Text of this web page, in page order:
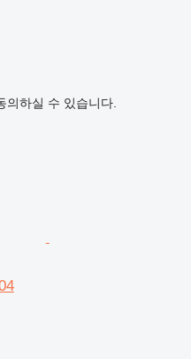
의하실 수 있습니다.